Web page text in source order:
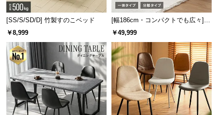
[SS/S/SD/D] 竹製すのこベッド
￥8,999
[幅186cm・コンパクトでも広々] 3
人掛けソファベッド リクライニン
￥49,999